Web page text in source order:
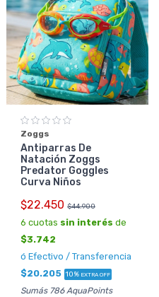
Zoggs
Antiparras De
Natación Zoggs
Predator Goggles
Curva Niños
$22.450 $44.900
6 cuotas sin interés de
$3.742
ó Efectivo / Transferencia
$20.205 10% EXTRA OFF
Sumás 786 AquaPoints